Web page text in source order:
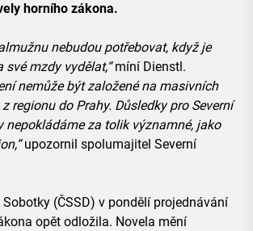
horního zákona.
nebudou potřebovat, když je
své mzdy vydělat,“míní Dienstl.
nemůže být založené na masivních
regionu do Prahy. Důsledky pro Severní
nepokládáme za tolik významné, jako
upozornil spolumajitel Severní
(ČSSD) v pondělí projednávání
opět odložila. Novela mění